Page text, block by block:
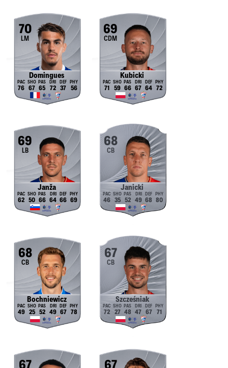
70
LM
Domingues
76 67 65 72 37 56
69
CDM
Kubicki
71 59 66 67 64 72
69
LB
Janža
62 50 66 64 66 69
68
CB
Janicki
46 35 52 49 68 80
68
CB
Bochniewicz
49 25 52 49 67 78
67
CB
Szcześniak
72 27 48 47 67 71
67 67